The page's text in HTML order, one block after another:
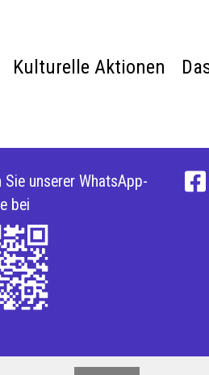
Kulturelle Aktionen
Sie unserer WhatsApp-
bei